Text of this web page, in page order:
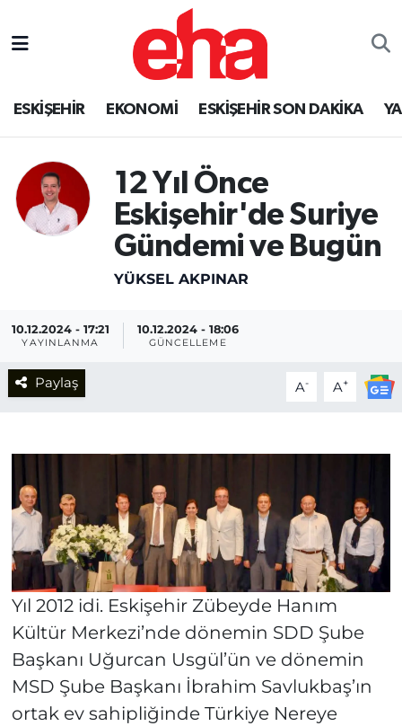
ESKİŞEHİR EKONOMİ ESKİŞEHİR SON DAKİKA
12 Yıl Önce
Eskişehir'de Suriye
Gündemi ve Bugün
YÜKSEL AKPINAR
10.12.2024 - 17:21
YAYINLANMA
10.12.2024 - 18:06
GÜNCELLEME
Paylaş A- A+
Yıl 2012 idi. Eskişehir Zübeyde Hanım
Kültür Merkezi’nde dönemin SDD Şube
Başkanı Uğurcan Usgül’ün ve dönemin
MSD Şube Başkanı İbrahim Savlukbaş’ın
ortak ev sahipliğinde Türkiye Nereye